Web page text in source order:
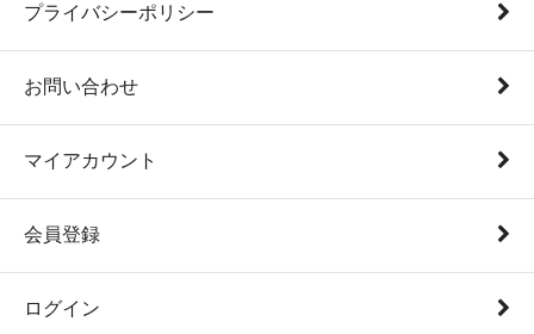
プライバシーポリシー
お問い合わせ
マイアカウント
会員登録
ログイン